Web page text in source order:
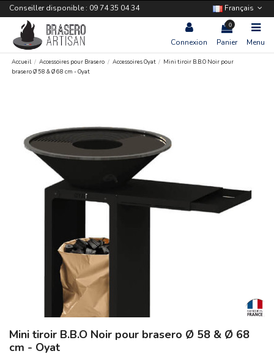
Conseiller disponible : 09 74 35 04 34 Français
Connexion
0
Panier Menu
Accueil Accessoires pour Brasero Accessoires Oyat
Mini tiroir B.B.O Noir pour
brasero Ø 58 & Ø 68 cm - Oyat
Mini tiroir B.B.O Noir pour brasero Ø 58 & Ø 68
cm - Oyat